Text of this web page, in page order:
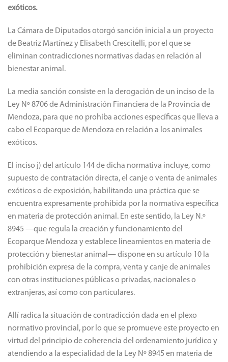
exóticos.
La Cámara de Diputados otorgó sanción inicial a un proyecto
de Beatriz Martínez y Elisabeth Crescitelli, por el que se
eliminan contradicciones normativas dadas en relación al
bienestar animal.
La media sanción consiste en la derogación de un inciso de la
Ley Nº 8706 de Administración Financiera de la Provincia de
Mendoza, para que no prohíba acciones específicas que lleva a
cabo el Ecoparque de Mendoza en relación a los animales
exóticos.
El inciso j) del artículo 144 de dicha normativa incluye, como
supuesto de contratación directa, el canje o venta de animales
exóticos o de exposición, habilitando una práctica que se
encuentra expresamente prohibida por la normativa específica
en materia de protección animal. En este sentido, la Ley N.º
8945 —que regula la creación y funcionamiento del
Ecoparque Mendoza y establece lineamientos en materia de
protección y bienestar animal— dispone en su artículo 10 la
prohibición expresa de la compra, venta y canje de animales
con otras instituciones públicas o privadas, nacionales o
extranjeras, así como con particulares.
Allí radica la situación de contradicción dada en el plexo
normativo provincial, por lo que se promueve este proyecto en
virtud del principio de coherencia del ordenamiento jurídico y
atendiendo a la especialidad de la Ley Nº 8945 en materia de